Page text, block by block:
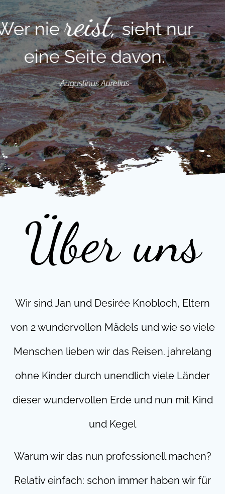
weise, pack die
und verreise.
-Wilhelm Busch-
Über uns
Wir sind Jan und Desirée Knobloch, Eltern
von 2 wundervollen Mädels und wie so viele
Menschen lieben wir das Reisen. jahrelang
ohne Kinder durch unendlich viele Länder
dieser wundervollen Erde und nun mit Kind
und Kegel
Warum wir das nun professionell machen?
Relativ einfach: schon immer haben wir für